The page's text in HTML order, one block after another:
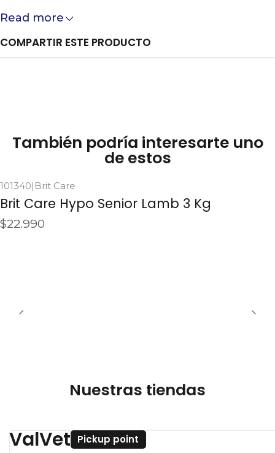
muscular intacta. Una nutrición de alta
Read more
COMPARTIR ESTE PRODUCTO
También podría interesarte uno
de estos
Agotado
101340| Brit Care
Brit Care Hypo Senior Lamb 3 Kg
$22.990
Nuestras tiendas
ValVet Pickup point